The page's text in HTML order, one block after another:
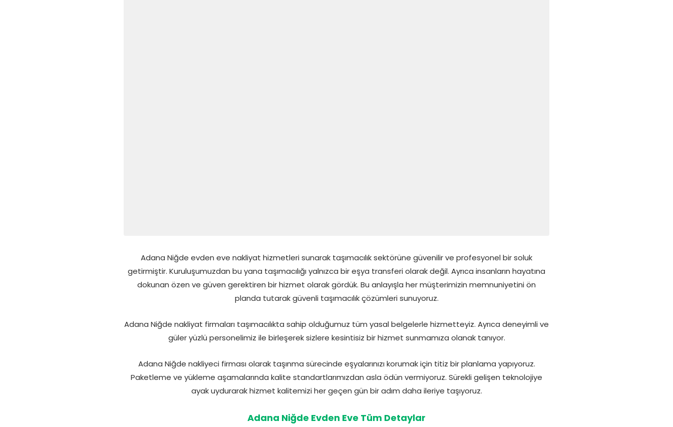
Adana Niğde evden eve nakliyat hizmetleri sunarak taşımacılık sektörüne güvenilir ve profesyonel bir soluk
getirmiştir. Kuruluşumuzdan bu yana taşımacılığı yalnızca bir eşya transferi olarak değil. Ayrıca insanların hayatına
dokunan özen ve güven gerektiren bir hizmet olarak gördük. Bu anlayışla her müşterimizin memnuniyetini ön
planda tutarak güvenli taşımacılık çözümleri sunuyoruz.
Adana Niğde nakliyat firmaları taşımacılıkta sahip olduğumuz tüm yasal belgelerle hizmetteyiz. Ayrıca deneyimli ve
güler yüzlü personelimiz ile birleşerek sizlere kesintisiz bir hizmet sunmamıza olanak tanıyor.
Adana Niğde nakliyeci firması olarak taşınma sürecinde eşyalarınızı korumak için titiz bir planlama yapıyoruz.
Paketleme ve yükleme aşamalarında kalite standartlarımızdan asla ödün vermiyoruz. Sürekli gelişen teknolojiye
ayak uydurarak hizmet kalitemizi her geçen gün bir adım daha ileriye taşıyoruz.
Adana Niğde Evden Eve Tüm Detaylar